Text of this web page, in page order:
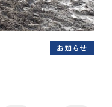
お知らせ